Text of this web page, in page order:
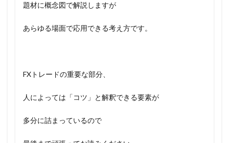
題材に概念図で解説しますが
あらゆる場面で応用できる考え方です。
FXトレードの重要な部分、
人によっては「コツ」と解釈できる要素が
多分に詰まっているので